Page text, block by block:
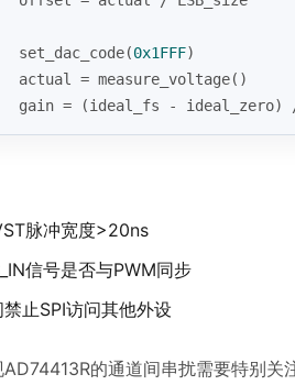
set_dac_code(
0x1FFF)
actual = measure_voltage()
gain = (ideal_fs - ideal_zero)
脉冲宽度>20ns
信号是否与PWM同步
止SPI访问其他外设
的通道间串扰需要特别